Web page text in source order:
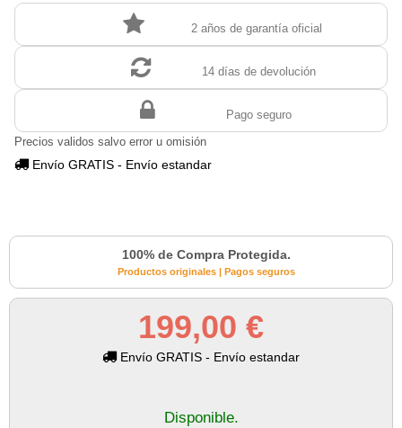
2 años de garantía oficial
14 días de devolución
Pago seguro
Precios validos salvo error u omisión
Envío GRATIS - Envío estandar
100% de Compra Protegida.
Productos originales | Pagos seguros
199,00 €
Envío GRATIS - Envío estandar
Disponible.